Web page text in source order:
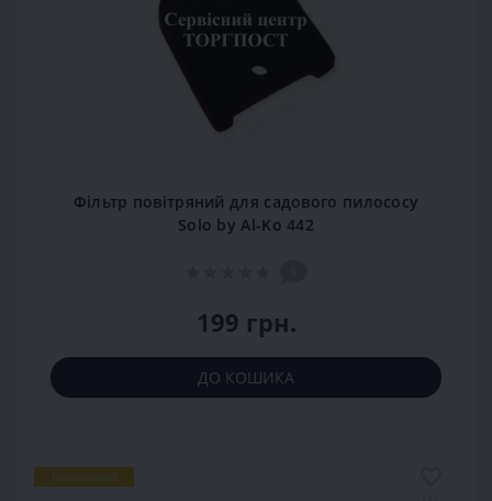
Фільтр повітряний для садового пилососу
Solo by Al-Ko 442
199 грн.
ДО КОШИКА
Популярний